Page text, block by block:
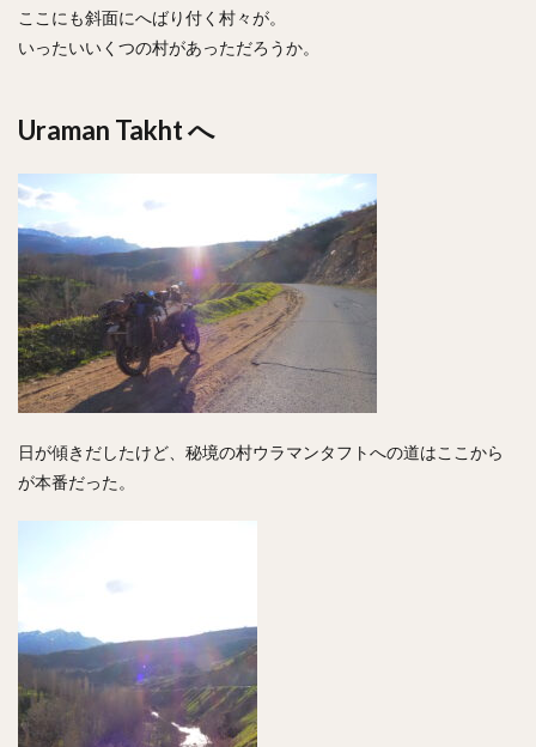
ここにも斜面にへばり付く村々が。
いったいいくつの村があっただろうか。
Uraman Takht へ
日が傾きだしたけど、秘境の村ウラマンタフトへの道はここから
が本番だった。